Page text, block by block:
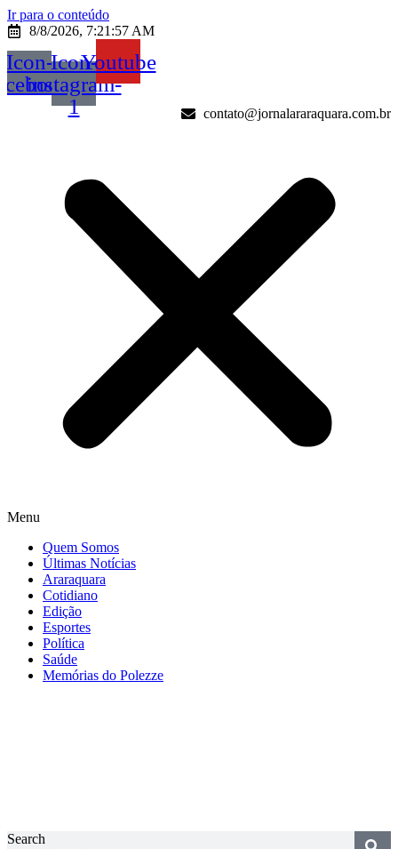
Ir para o conteúdo
8/8/2026, 7:21:57 AM
Icon-Icon-
instagram-
1
Youtube
contato@jornalararaquara.com.br
Menu
Quem Somos
Últimas Notícias
Araraquara
Cotidiano
Edição
Esportes
Política
Saúde
Memórias do Polezze
Search